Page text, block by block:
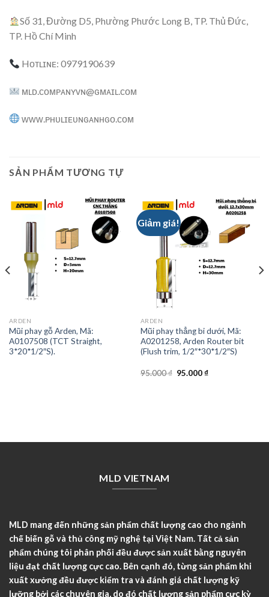
Số 31, Đường D5, Phường Phước Long B, TP. Thủ Đức,
TP. Hồ Chí Minh
Hᴏᴛʟɪɴᴇ: 0979190639
ᴍʟᴅ.ᴄᴏᴍᴘᴀɴʏᴠɴ@ɢᴍᴀɪʟ.ᴄᴏᴍ
ᴡᴡᴡ.ᴘʜᴜʟɪᴇᴜɴɢᴀɴʜɢᴏ.ᴄᴏᴍ
SẢN PHẨM TƯƠNG TỰ
ARDEN
Mũi phay gỗ Arden, Mã:
A0107508 (TCT Straight,
3*20*1/2″S).
Giảm giá!
ARDEN
Mũi phay thẳng bi dưới, Mã:
A0201258, Arden Router bit
(Flush trim, 1/2″*30*1/2″S)
95.000₫ Original
95.000₫Current
MLD VIETNAM
MLD mang đến những sản phẩm chất lượng cao cho ngành
chế biến gỗ và thủ công mỹ nghệ tại Việt Nam. Tất cả sản
phẩm chúng tôi phân phối đều được sản xuất bằng nguyên
liệu đạt chất lượng cực cao. Bên cạnh đó, từng sản phẩm khi
xuất xưởng đều được kiểm tra và đánh giá chất lượng kỹ
lưỡng bởi các chuyên gia, do đó chất lượng sản phẩm cực kỳ